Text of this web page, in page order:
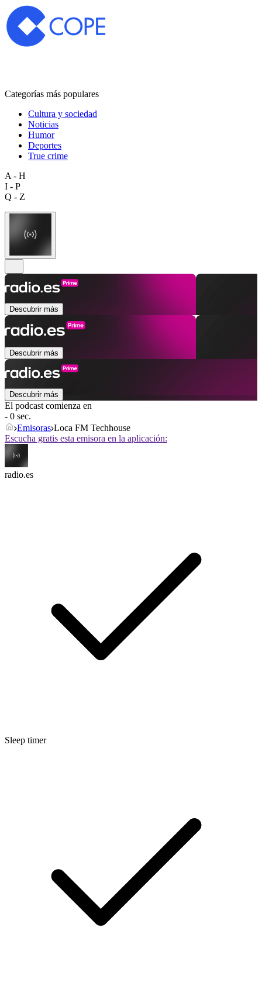
Categorías más populares
Cultura y sociedad
Noticias
Humor
Deportes
True crime
A - H
I - P
Q - Z
Descubrir más
Descubrir más
Descubrir más
El podcast comienza en
- 0 sec.
Emisoras Loca FM Techhouse
Escucha gratis esta emisora en la aplicación:
radio.es
Sleep timer